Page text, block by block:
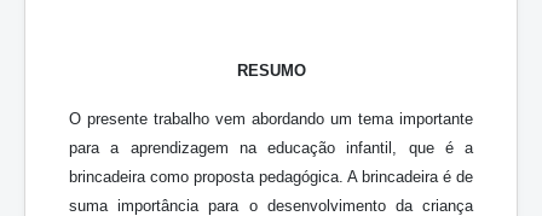
RESUMO
O presente trabalho vem abordando um tema importante
para a aprendizagem na educação infantil, que é a
brincadeira como proposta pedagógica. A brincadeira é de
suma importância para o desenvolvimento da criança